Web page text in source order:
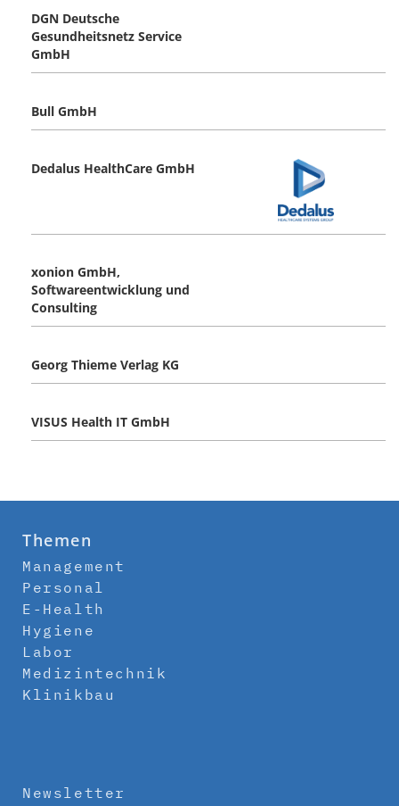
DGN Deutsche
Gesundheitsnetz Service
GmbH
Bull GmbH
Dedalus HealthCare GmbH
xonion GmbH,
Softwareentwicklung und
Consulting
Georg Thieme Verlag KG
VISUS Health IT GmbH
Themen
Management
Personal
E-Health
Hygiene
Labor
Medizintechnik
Klinikbau
Newsletter